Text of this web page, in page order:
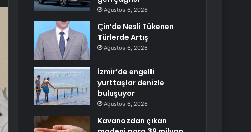
Ağustos 6, 2026
Çin’de Nesli Tükenen
Türlerde Artış
Ağustos 6, 2026
İzmir’de engelli
yurttaşlar denizle
buluşuyor
Ağustos 6, 2026
Kavanozdan çıkan